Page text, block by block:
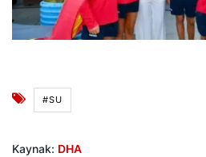
#SU
Kaynak: DHA